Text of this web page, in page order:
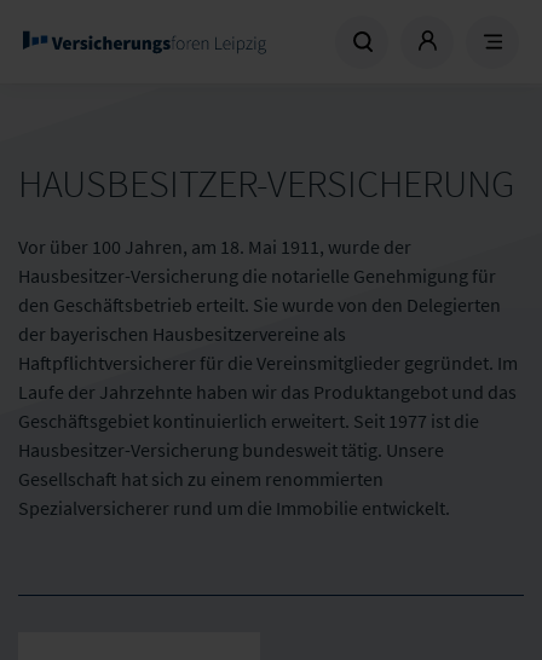
HAUSBESITZER-VERSICHERUNG
Vor über 100 Jahren, am 18. Mai 1911, wurde der
Hausbesitzer-Versicherung die notarielle Genehmigung für
den Geschäftsbetrieb erteilt. Sie wurde von den Delegierten
der bayerischen Hausbesitzervereine als
Haftpflichtversicherer für die Vereinsmitglieder gegründet. Im
Laufe der Jahrzehnte haben wir das Produktangebot und das
Geschäftsgebiet kontinuierlich erweitert. Seit 1977 ist die
Hausbesitzer-Versicherung bundesweit tätig. Unsere
Gesellschaft hat sich zu einem renommierten
Spezialversicherer rund um die Immobilie entwickelt.